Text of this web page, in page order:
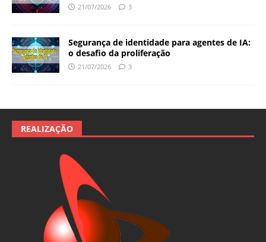
21/07/2026 3
Segurança de identidade para agentes de IA:
o desafio da proliferação
21/07/2026 3
REALIZAÇÃO